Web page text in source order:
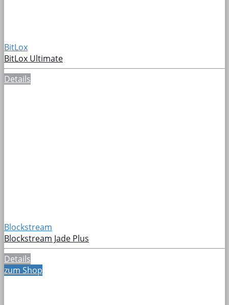
BitLox
BitLox Ultimate
Details
Blockstream
Blockstream Jade Plus
Details
zum Shop